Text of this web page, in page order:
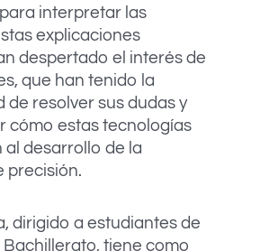
interpretar las
explicaciones
despertado el interés de
que han tenido la
de resolver sus dudas y
cómo estas tecnologías
desarrollo de la
precisión.
dirigido a estudiantes de
Bachillerato, tiene como